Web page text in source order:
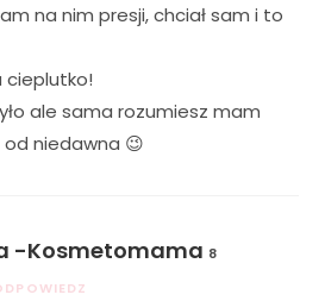
na nim presji, chciał sam i to
cieplutko!
ale sama rozumiesz mam
niedawna 😉
-Kosmetomama 8